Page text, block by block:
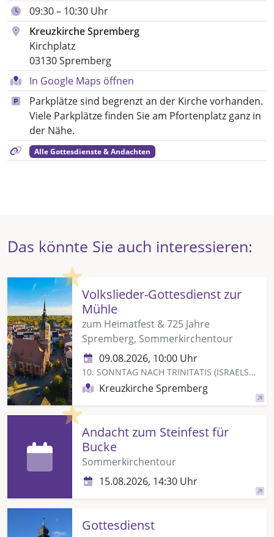
09:30 – 10:30 Uhr
Kreuzkirche Spremberg
Kirchplatz
03130 Spremberg
In Google Maps öffnen
Parkplätze sind begrenzt an der Kirche vorhanden.
Viele Parkplätze finden Sie am Pfortenplatz ganz in
der Nähe.
Alle Gottesdienste & Andachten
Das könnte Sie auch interessieren:
Highlight
Volkslieder-Gottesdienst zur
Mühle
zum Heimatfest & 725 Jahre
Spremberg, Sommerkirchentour
09.08.2026, 10:00 Uhr
10. SONNTAG NACH TRINITATIS (ISRAELSONNTAG)
Kreuzkirche Spremberg
Highlight
Andacht zum Steinfest für
Bucke
Sommerkirchentour
15.08.2026, 14:30 Uhr
Gottesdienst